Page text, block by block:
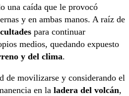
una caída que le provocó
y en ambas manos. A raíz de
para continuar
medios, quedando expuesto
y del clima.
de movilizarse y considerando el
en la ladera del volcán,